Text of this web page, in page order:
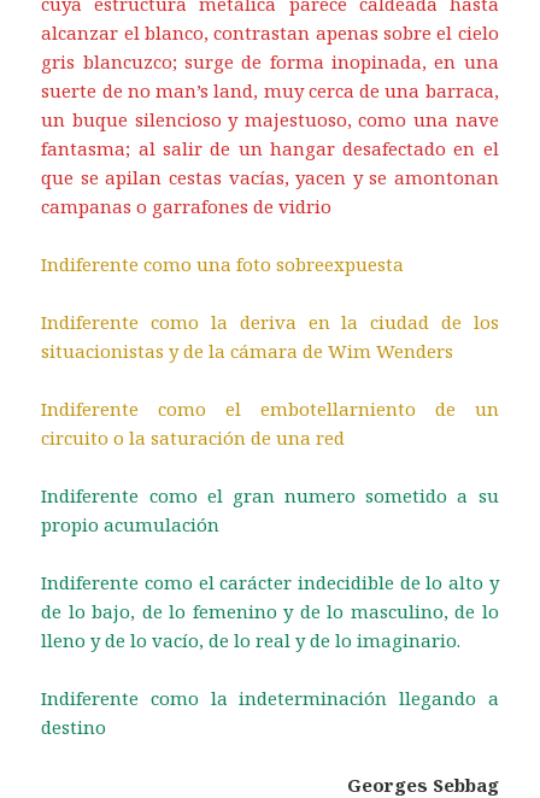
alcanzar el blanco, contrastan apenas sobre el cielo
gris blancuzco; surge de forma inopinada, en una
suerte de no man’s land, muy cerca de una barraca,
un buque silencioso y majestuoso, como una nave
fantasma; al salir de un hangar desafectado en el
que se apilan cestas vacías, yacen y se amontonan
campanas o garrafones de vidrio
Indiferente como una foto sobreexpuesta
Indiferente como la deriva en la ciudad de los
situacionistas y de la cámara de Wim Wenders
Indiferente como el embotellarniento de un
circuito o la saturación de una red
Indiferente como el gran numero sometido a su
propio acumulación
Indiferente como el carácter indecidible de lo alto y
de lo bajo, de lo femenino y de lo masculino, de lo
lleno y de lo vacío, de lo real y de lo imaginario.
Indiferente como la indeterminación llegando a
destino
Georges Sebbag